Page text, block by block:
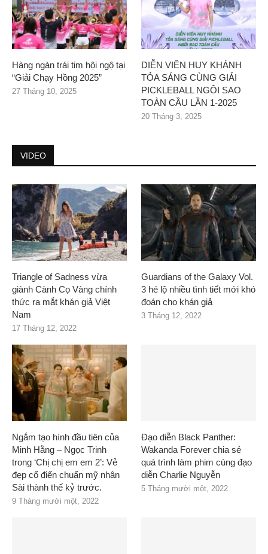
Hàng ngàn trái tim hội ngộ tại
“Giải Chạy Hồng 2025”
27 Tháng 10, 2025
DIỄN VIÊN HUY KHÁNH
TỎA SÁNG CÙNG GIẢI
PICKLEBALL NGÔI SAO
TOÀN CẦU LẦN 1-2025
20 Tháng 3, 2025
VIDEO
Triangle of Sadness vừa
giành Cành Cọ Vàng chính
thức ra mắt khán giả Việt
Nam
17 Tháng 12, 2022
Guardians of the Galaxy Vol.
3 hé lộ nhiều tình tiết mới khó
đoán cho khán giả
3 Tháng 12, 2022
Ngắm tạo hình đầu tiên của
Minh Hằng – Ngọc Trinh
trong ‘Chị chị em em 2’: Vẻ
đẹp cổ điển chuẩn mỹ nhân
Sài thành thế kỷ trước.
9 Tháng mười một, 2022
Đạo diễn Black Panther:
Wakanda Forever chia sẻ
quá trình làm phim cùng đạo
diễn Charlie Nguyễn
5 Tháng mười một, 2022